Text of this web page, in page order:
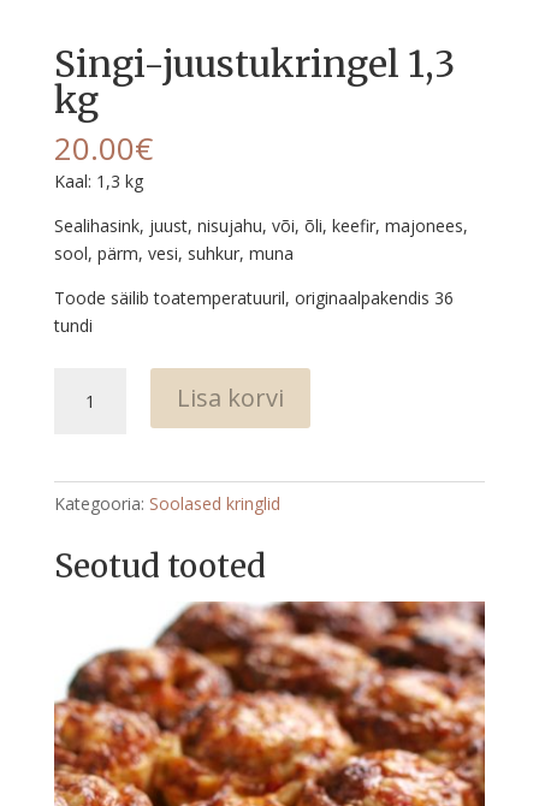
Singi-juustukringel 1,3
kg
20.00€
Kaal: 1,3 kg
Sealihasink, juust, nisujahu, või, õli, keefir, majonees,
sool, pärm, vesi, suhkur, muna
Toode säilib toatemperatuuril, originaalpakendis 36
tundi
juustukringel
Lisa korvi
Kategooria: Soolased kringlid
Seotud tooted